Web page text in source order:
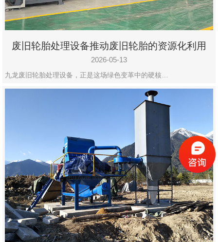
废旧轮胎处理设备推动废旧轮胎的资源化利用
2026-05-13
九龙废旧轮胎处理设备，正是这场绿色变革中的硬核…